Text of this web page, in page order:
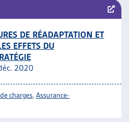
DE RÉADAPTATION ET
EFFETS DU
2020
charges Assurance-